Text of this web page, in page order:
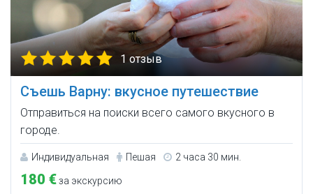
1 отзыв
Съешь Варну: вкусное путешествие
Отправиться на поиски всего самого вкусного в
городе.
Индивидуальная Пешая 2 часа 30 мин.
180 €за экскурсию